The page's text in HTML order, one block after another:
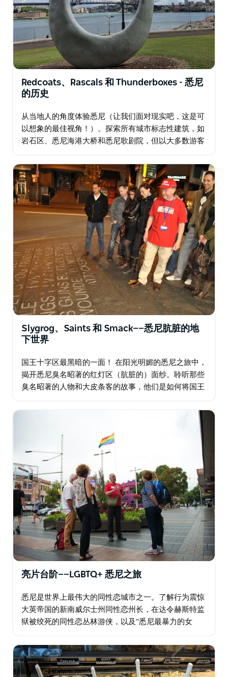
Redcoats、Rascals 和 Thunderboxes - 悉尼
的历史
从当地人的角度体验悉尼（让我们面对现实吧，这是可
以想象的最佳视角！）。探索所有城市标志性建筑，如
岩石区、悉尼海港大桥和悉尼歌剧院，但以大多数游客
最少的路径，蜿蜒穿过这座迷人城市动荡的历史，进入
现代…
Slygrog、Saints 和 Smack——悉尼肮脏的地
下世界
国王十字区最黑暗的一面！ 在阳光明媚的悉尼之旅中，
揭开悉尼臭名昭著的红灯区（肮脏的）面纱。聆听那些
臭名昭著的人物和大皮条客的故事，他们是如何将国王
罪恶的都市中心。 探索悉尼臭名昭著的国王十字区…
亮片台阶——LGBTQ+ 悉尼之旅
悉尼是世界上最伟大的同性恋城市之一。了解行为震惊
大英帝国的新南威尔士州同性恋州长，在达令赫斯特监
狱被绞死的同性恋丛林游侠，以及"悉尼最暴力的女
同性恋罪犯歹徒的女朋友。 从海德公园军营出发…